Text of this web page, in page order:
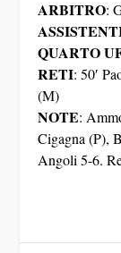
QUARTO
RETI : 50′
(M)
NOTE :
Cigagna (P),
Angoli 5-6.